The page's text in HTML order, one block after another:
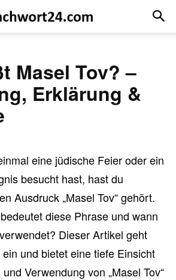
Masel Tov? –
Erklärung &
eine jüdische Feier oder ein
besucht hast, hast du
Ausdruck „Masel Tov“ gehört.
diese Phrase und wann
Dieser Artikel geht
und bietet eine tiefe Einsicht
Verwendung von „Masel Tov“